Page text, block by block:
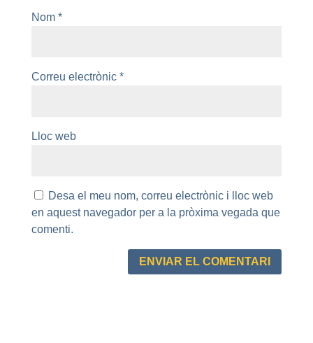
Nom *
Correu electrònic *
Lloc web
Desa el meu nom, correu electrònic i lloc web
en aquest navegador per a la pròxima vegada que
comenti.